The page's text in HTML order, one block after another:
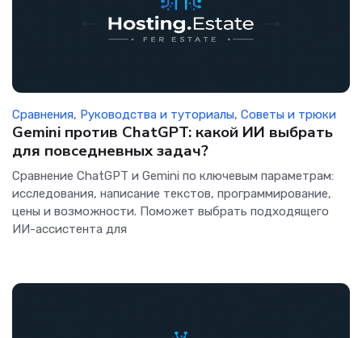
Сравнения, Руководства и туториалы, Советы и трюки
Gemini против ChatGPT: какой ИИ выбрать
для повседневных задач?
Сравнение ChatGPT и Gemini по ключевым параметрам:
исследования, написание текстов, программирование,
цены и возможности. Поможет выбрать подходящего
ИИ-ассистента для